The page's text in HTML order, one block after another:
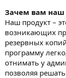
Зачем вам наш
Наш продукт –
возникающих
резервных
программу
отнимать у
позволяя